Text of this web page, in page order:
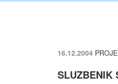
16.12.2004
SLUZBENIK